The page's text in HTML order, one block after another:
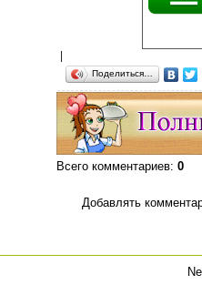
Поделиться…
Всего комментариев: 0
Добавлять